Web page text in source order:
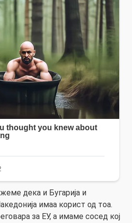
дека и Бугарија и
имаа корист од тоа.
за ЕУ, а имаме сосед кој